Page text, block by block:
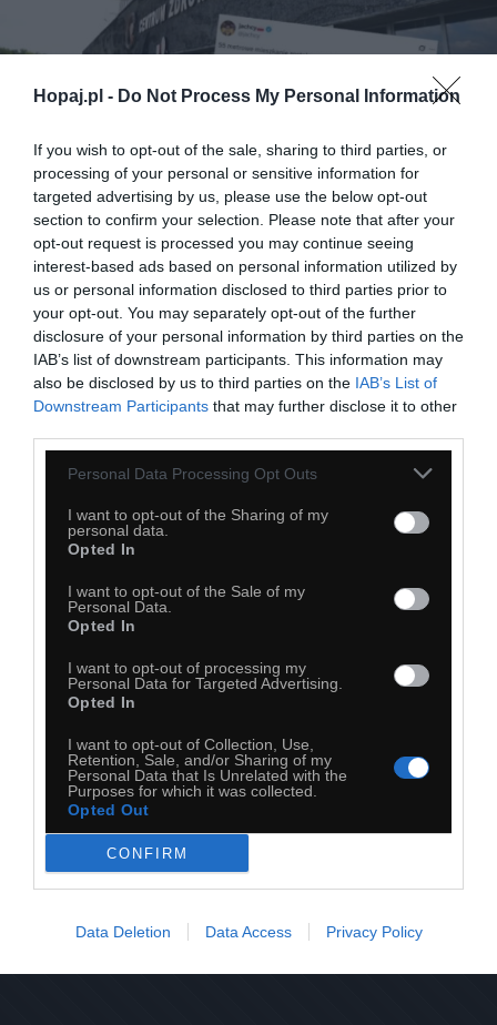
Hopaj.pl - Do Not Process My Personal Information
If you wish to opt-out of the sale, sharing to third parties, or
processing of your personal or sensitive information for
targeted advertising by us, please use the below opt-out
section to confirm your selection. Please note that after your
opt-out request is processed you may continue seeing
interest-based ads based on personal information utilized by
us or personal information disclosed to third parties prior to
your opt-out. You may separately opt-out of the further
disclosure of your personal information by third parties on the
IAB’s list of downstream participants. This information may
also be disclosed by us to third parties on the IAB’s List of
Downstream Participants that may further disclose it to other
Personal Data Processing Opt Outs
I want to opt-out of the Sharing of my
personal data.
Opted In
I want to opt-out of the Sale of my
Personal Data.
Opted In
I want to opt-out of processing my
Personal Data for Targeted Advertising.
Opted In
I want to opt-out of Collection, Use,
Retention, Sale, and/or Sharing of my
Personal Data that Is Unrelated with the
Purposes for which it was collected.
Opted Out
CONFIRM
Data Deletion Data Access Privacy Policy
29
Kopiuj link
Komentuj Dodaj do ulubionych Dodaj do przyjaciół
Czas najwyższy wrócić do korzeni
Dodaj do ulubionych Dodaj do przyjaciół